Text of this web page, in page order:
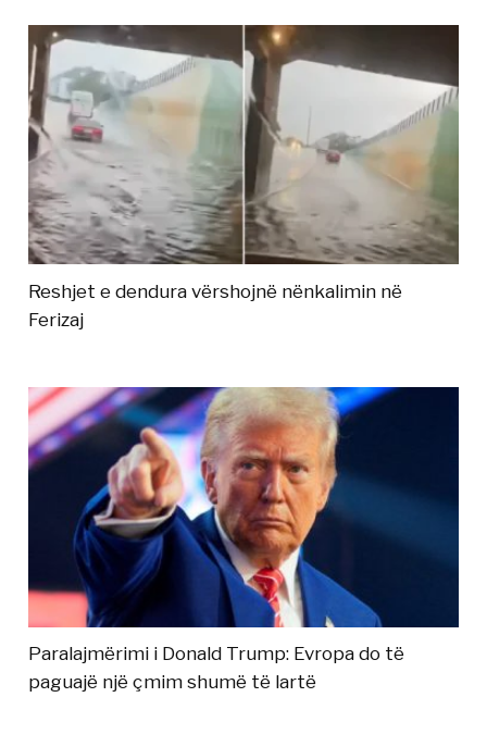
Reshjet e dendura vërshojnë nënkalimin në
Ferizaj
Paralajmërimi i Donald Trump: Evropa do të
paguajë një çmim shumë të lartë